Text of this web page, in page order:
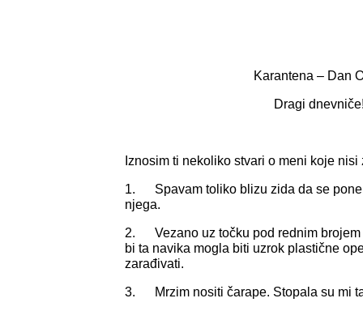
Karantena – Dan
Dragi
Iznosim ti nekoliko stvari o meni koje nisi
1. Spavam toliko blizu zida da se
njega.
2. Vezano uz točku pod rednim brojem
bi ta navika mogla biti uzrok plastične
zarađivati.
3. Mrzim nositi čarape. Stopala su mi